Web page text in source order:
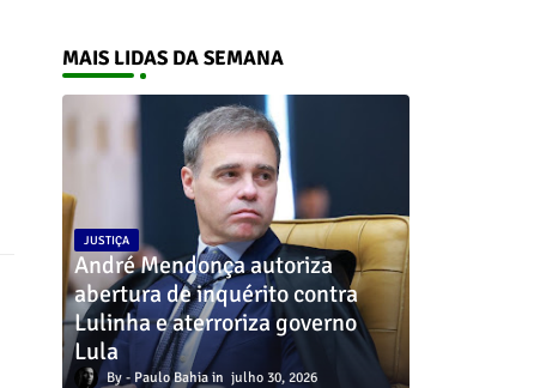
MAIS LIDAS DA SEMANA
JUSTIÇA
André Mendonça autoriza
abertura de inquérito contra
Lulinha e aterroriza governo
Lula
Paulo Bahia julho 30, 2026